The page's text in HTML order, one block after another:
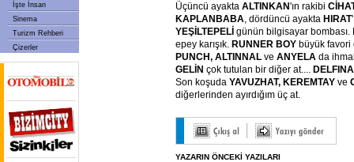
İşte İnsan
Sinema
Turizm Rehberi
Çizerler
Üçüncü ayakta ALTINKAN'ın rakibi
KAPLANBABA, dördüncü ayakta HIRAT
YEŞİLTEPELİ günün bilgisayar
epey karışık. RUNNER BOY büyük favori
PUNCH, ALTINNAL ve ANYELA da
GELİN çok tutulan bir diğer at.... DELFINA
Son koşuda YAVUZHAT, KEREMTAY ve
diğerlerinden ayırdığım üç at.
YAZARIN ÖNCEKİ YAZILARI